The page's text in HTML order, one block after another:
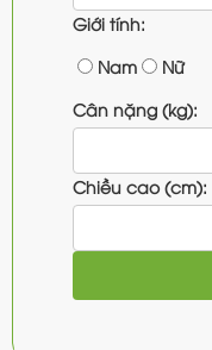
Giới tính:
Nam
Nữ
Cân nặng (kg):
Chiều cao (cm):